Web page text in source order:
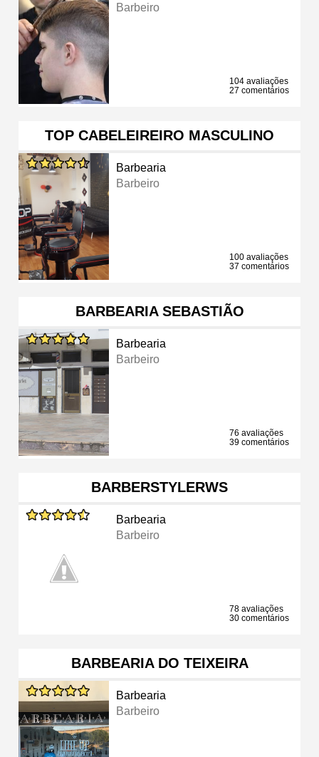
Barbeiro
104 avaliações
27 comentários
TOP CABELEIREIRO MASCULINO
Barbearia
Barbeiro
100 avaliações
37 comentários
BARBEARIA SEBASTIÃO
Barbearia
Barbeiro
76 avaliações
39 comentários
BARBERSTYLERWS
Barbearia
Barbeiro
78 avaliações
30 comentários
BARBEARIA DO TEIXEIRA
Barbearia
Barbeiro